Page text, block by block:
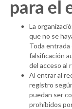
para el
La
que no se
Toda entrada
falsificación
del acceso al
Al entrar al
registro
puedan ser
prohibidos